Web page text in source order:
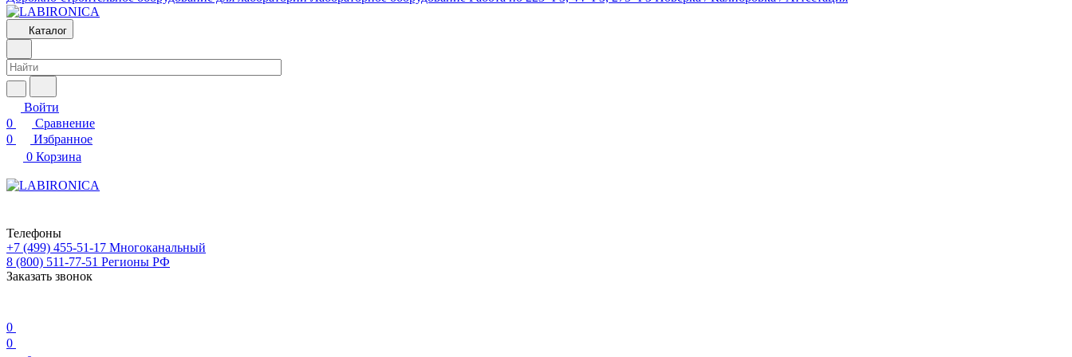
Каталог
Войти
0
Сравнение
0
Избранное
0 Корзина
Телефоны
+7 (499) 455-51-17 Многоканальный
8 (800) 511-77-51 Регионы РФ
Заказать звонок
0
0